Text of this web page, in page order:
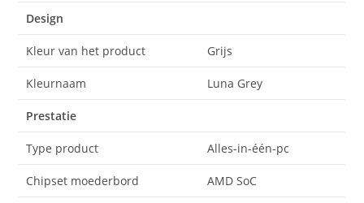
Design
Kleur van het product Grijs
Kleurnaam Luna Grey
Prestatie
Type product Alles-in-één-pc
Chipset moederbord AMD SoC